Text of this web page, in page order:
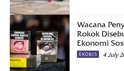
Wacana
Rokok
Ekonomi
EKOBIS 4 July